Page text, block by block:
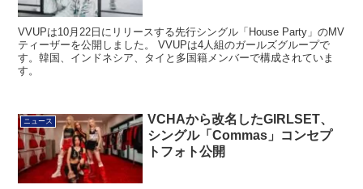
VVUPは10月22日にリリースする先行シングル「House Party」のMV
ティーザーを公開しました。 VVUPは4人組のガールズグループで
す。韓国、インドネシア、タイと多国籍メンバーで構成されていま
す。
ニュース
VCHAから改名したGIRLSET、
シングル「Commas」コンセプ
トフォト公開